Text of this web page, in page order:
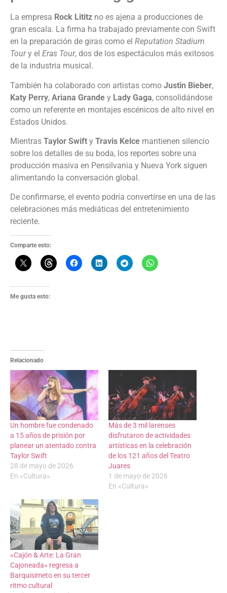
La empresa Rock Lititz no es ajena a producciones de
gran escala. La firma ha trabajado previamente con Swift
en la preparación de giras como el Reputation Stadium
Toury el Eras Tour, dos de los espectáculos más exitosos
de la industria musical.
También ha colaborado con artistas como Justin Bieber,
Katy Perry, Ariana Grande y Lady Gaga, consolidándose
como un referente en montajes escénicos de alto nivel en
Estados Unidos.
Mientras Taylor Swift y Travis Kelce mantienen silencio
sobre los detalles de su boda, los reportes sobre una
producción masiva en Pensilvania y Nueva York siguen
alimentando la conversación global.
De confirmarse, el evento podría convertirse en una de las
celebraciones más mediáticas del entretenimiento
reciente.
Comparte esto:
Me gusta esto:
Relacionado
Un hombre fue condenado
a 15 años de prisión por
planear un atentado contra
Taylor Swift
28 de mayo de 2026
En «Cultura»
Más de 3 mil larenses
disfrutaron de actividades
artísticas en la celebración
de los 121 años del Teatro
Juares
1 de mayo de 2026
En «Cultura»
«Cajón & Arte: La Gran
Cajoneada» regresa a
Barquisimeto en su tercer
ritmo cultural